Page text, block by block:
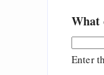
What
Enter